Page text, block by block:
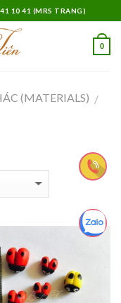
10 41 (MRS TRANG)
0
(MATERIALS) /